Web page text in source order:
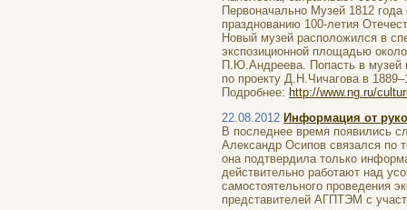
Первоначально Музей 1812
празднованию 100-летия
Новый музей расположился в
экспозиционной площадью
П.Ю.Андреева. Попасть в музей
по проекту Д.Н.Чичагова в
Подробнее: http://www.ng.ru/
22.08.2012 Информация от
В последнее время появились
Александр Осипов связался по
она подтвердила только
действительно работают над
самостоятельного проведения
представителей АГПТЭМ с